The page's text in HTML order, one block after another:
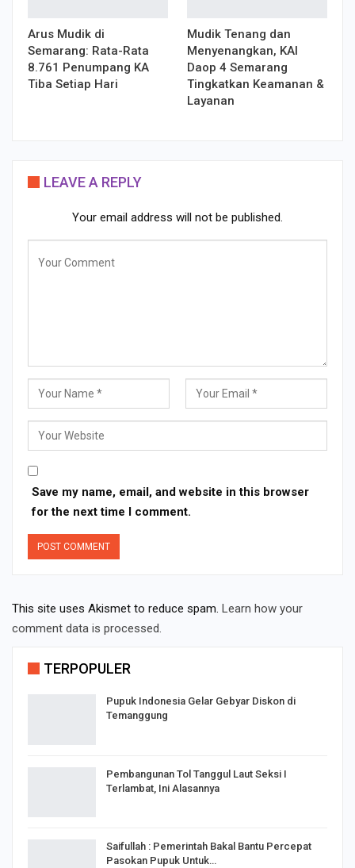
Arus Mudik di
Semarang: Rata-Rata
8.761 Penumpang KA
Tiba Setiap Hari
Mudik Tenang dan
Menyenangkan, KAI
Daop 4 Semarang
Tingkatkan Keamanan &
Layanan
LEAVE A REPLY
Your email address will not be published.
Save my name, email, and website in this browser
for the next time I comment.
This site uses Akismet to reduce spam. Learn how your
comment data is processed.
TERPOPULER
Pupuk Indonesia Gelar Gebyar Diskon di
Temanggung
Pembangunan Tol Tanggul Laut Seksi I
Terlambat, Ini Alasannya
Saifullah : Pemerintah Bakal Bantu Percepat
Pasokan Pupuk Untuk…